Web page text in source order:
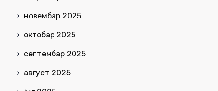
новембар 2025
октобар 2025
септембар 2025
август 2025